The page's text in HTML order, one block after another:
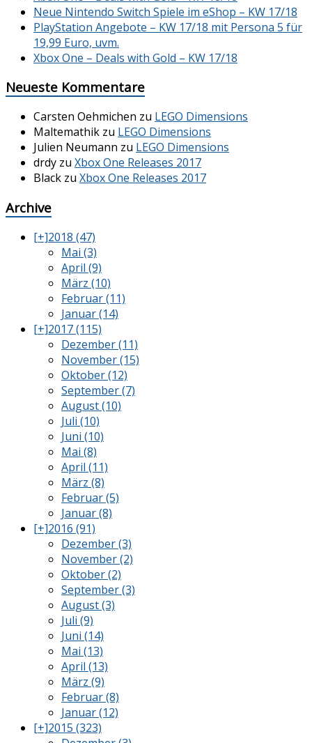
Neue Nintendo Switch Spiele im eShop – KW 17/18
PlayStation Angebote – KW 17/18 mit Persona 5 für
19,99 Euro, uvm.
Xbox One – Deals with Gold – KW 17/18
Neueste Kommentare
Carsten Oehmichen zu LEGO Dimensions
Maltemathik zu LEGO Dimensions
Julien Neumann zu LEGO Dimensions
drdy zu Xbox One Releases 2017
Black zu Xbox One Releases 2017
Archive
[+]2018 (47)
Mai (3)
April (9)
März (10)
Februar (11)
Januar (14)
[+]2017 (115)
Dezember (11)
November (15)
Oktober (12)
September (7)
August (10)
Juli (10)
Juni (10)
Mai (8)
April (11)
März (8)
Februar (5)
Januar (8)
[+]2016 (91)
Dezember (3)
November (2)
Oktober (2)
September (3)
August (3)
Juli (9)
Juni (14)
Mai (13)
April (13)
März (9)
Februar (8)
Januar (12)
[+]2015 (323)